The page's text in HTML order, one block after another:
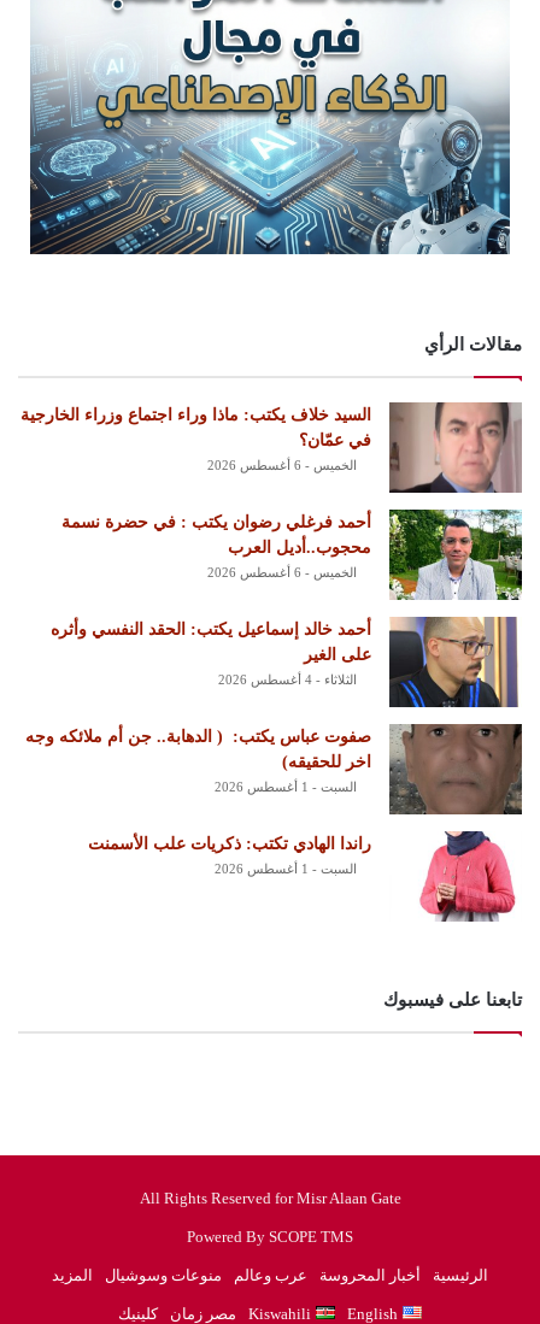
مقالات الرأي
السيد خلاف يكتب: ماذا وراء اجتماع وزراء الخارجية
في عمّان؟
الخميس - 6 أغسطس 2026
أحمد فرغلي رضوان يكتب : في حضرة نسمة
محجوب..أديل العرب
الخميس - 6 أغسطس 2026
أحمد خالد إسماعيل يكتب: الحقد النفسي وأثره
على الغير
الثلاثاء - 4 أغسطس 2026
‏صفوت عباس يكتب: ‏ ‏( الدهابة.. جن أم ملائكه وجه
اخر للحقيقه)
السبت - 1 أغسطس 2026
راندا الهادي تكتب: ذكريات علب الأسمنت
السبت - 1 أغسطس 2026
تابعنا على فيسبوك
All Rights Reserved for Misr Alaan Gate
Powered By SCOPE TMS
الرئيسية أخبار المحروسة عرب وعالم منوعات وسوشيال المزيد
English
Kiswahili مصر زمان كلينيك